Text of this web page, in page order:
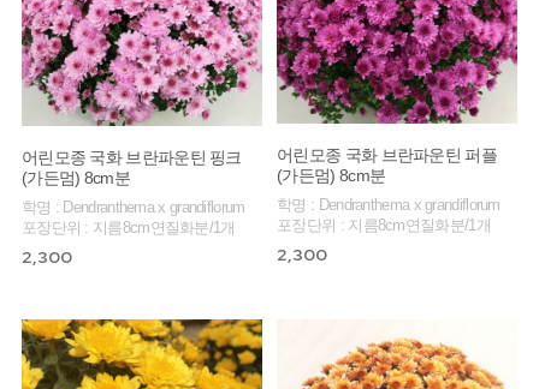
어린모종 국화 브란파운틴 핑크
(가든멈) 8cm분
학명 : Dendranthema x grandiflorum
포장단위 : 지름8cm연질화분/1개
2,300
어린모종 국화 브란파운틴 퍼플
(가든멈) 8cm분
학명 : Dendranthema x grandiflorum
포장단위 : 지름8cm연질화분/1개
2,300